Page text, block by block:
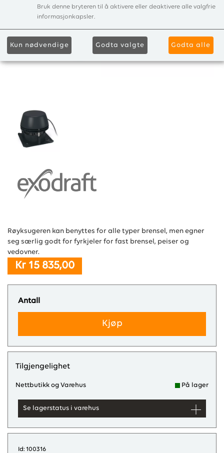
Røyksugeren kan benyttes for alle typer brensel, men egner
seg særlig godt for fyrkjeler for fast brensel, peiser og
vedovner.
Kr 15 835,00
Antall
Kjøp
Tilgjengelighet
Nettbutikk og Varehus På lager
Se lagerstatus i varehus
Id: 100316
Bruk denne bryteren til å aktivere eller deaktivere alle valgfrie
informasjonkapsler.
Kun nødvendige Godta valgte Godta alle